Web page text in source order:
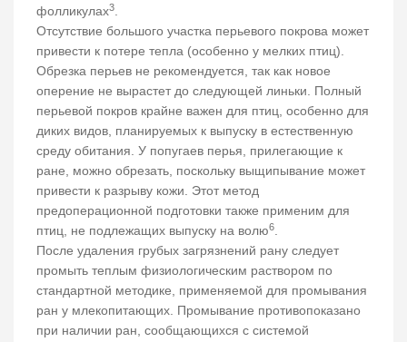
фолликулах3
Отсутствие большого участка перьевого покрова может
привести к потере тепла (особенно у мелких птиц).
Обрезка перьев не рекомендуется, так как новое
оперение не вырастет до следующей линьки. Полный
перьевой покров крайне важен для птиц, особенно для
диких видов, планируемых к выпуску в естественную
среду обитания. У попугаев перья, прилегающие к
ране, можно обрезать, поскольку выщипывание может
привести к разрыву кожи. Этот метод
предоперационной подготовки также применим для
птиц, не подлежащих выпуску на волю6
После удаления грубых загрязнений рану следует
промыть теплым физиологическим раствором по
стандартной методике, применяемой для промывания
ран у млекопитающих. Промывание противопоказано
при наличии ран, сообщающихся с системой